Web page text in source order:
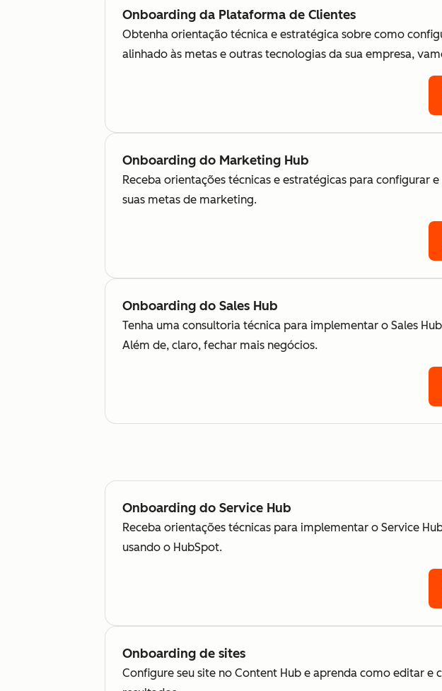
Onboarding da Plataforma de Clientes
Obtenha orientação técnica e estratégica sobre como
alinhado às metas e outras tecnologias da sua empresa,
Onboarding do Marketing Hub
Receba orientações técnicas e estratégicas para
suas metas de marketing.
Onboarding do Sales Hub
Tenha uma consultoria técnica para implementar o Sales
Além de, claro, fechar mais negócios.
Onboarding do Service Hub
Receba orientações técnicas para implementar o Service
usando o HubSpot.
Onboarding de sites
Configure seu site no Content Hub e aprenda como editar e